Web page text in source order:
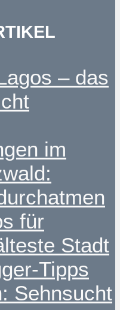
– das
im
für
Stadt
Tipps
Sehnsucht